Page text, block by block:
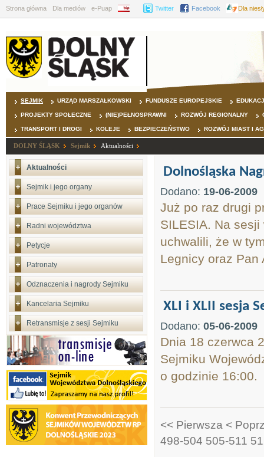
Strona główna Dla mediów e-Puap BIP Twitter Facebook Dla
SEJMIK URZĄD MARSZAŁKOWSKI FUNDUSZE EUROPEJSKIE
PROJEKTY SPOŁECZNE (NIE)PEŁNOSPRAWNI ROZWÓJ REGIONALNY
TRANSPORT I DROGI KOLEJE BEZPIECZEŃSTWO ROZWÓJ MIAST I
DOLNY ŚLĄSK Sejmik Aktualności
Aktualności
Sejmik i jego organy
Prace Sejmiku i jego organów
Radni województwa
Petycje
Patronaty
Odznaczenia i nagrody Sejmiku
Kancelaria Sejmiku
Retransmisje z sesji Sejmiku
Dolnośląska
Dodano: 19-06-2009
Już po raz drugi
SILESIA. Na
uchwalili, że w
Legnicy oraz Pan
XLI i XLII sesja
Dodano: 05-06-2009
Dnia 18 czerwca
Sejmiku
o godzinie 16:00.
<< Pierwsza <
498-504 505-511